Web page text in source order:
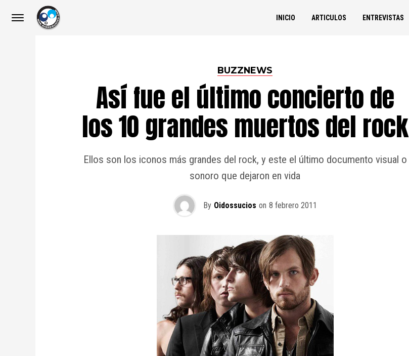
INICIO ARTICULOS ENTREVISTAS
BUZZNEWS
Así fue el último concierto de
los 10 grandes muertos del rock
Ellos son los iconos más grandes del rock, y este el último documento visual o
sonoro que dejaron en vida
By Oidossucios on 8 febrero 2011